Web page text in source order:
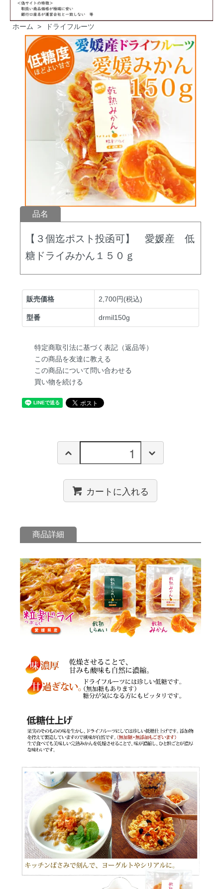
ホーム > ドライフルーツ
品名
【３個迄ポスト投函可】 愛媛産 低
糖ドライみかん１５０ｇ
販売価格 2,700円(税込)
型番 drmil150g
特定商取引法に基づく表記（返品等）
この商品を友達に教える
この商品について問い合わせる
買い物を続ける
カートに入れる
商品詳細